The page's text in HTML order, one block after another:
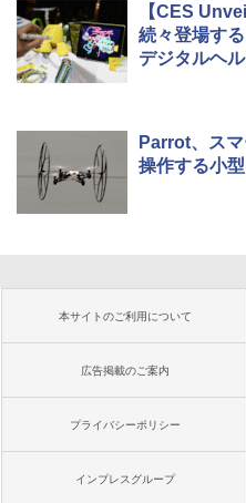
【CES
続々登場す
デジタルヘ
Parrot、ス
操作する小
本サイトのご利用について
広告掲載のご案内
プライバシーポリシー
インプレスグループ